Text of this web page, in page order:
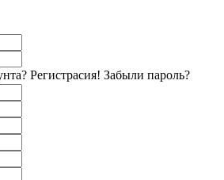
Регистраcия! Забыли пароль?